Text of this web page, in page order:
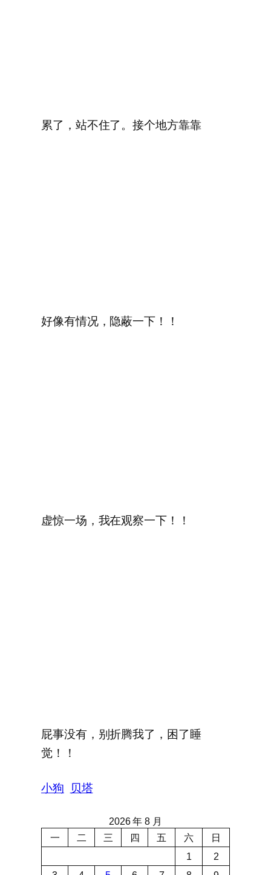
累了，站不住了。接个地方靠靠
好像有情况，隐蔽一下！！
虚惊一场，我在观察一下！！
屁事没有，别折腾我了，困了睡
觉！！
小狗 贝塔
2026 年 8 月
一
二 三 四 五 六
日
1
2